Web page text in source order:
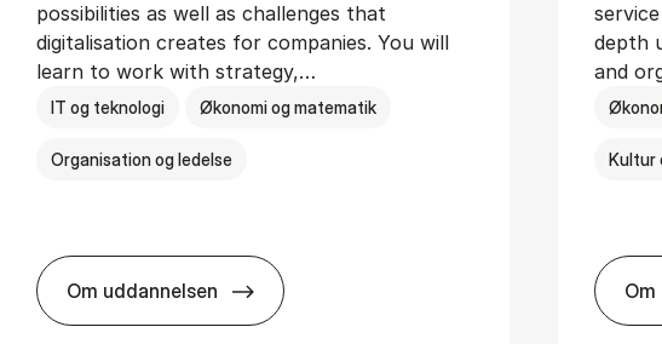
possibilities as well as challenges that
digitalisation creates for companies. You will
learn to work with strategy,…
IT og teknologi Økonomi og matematik
Organisation og ledelse
Om uddannelsen
BSc in Busi­ness Ad­min­is­tra­tion and Di­git­al Man­age­ment
depth
and
Kultur
Om